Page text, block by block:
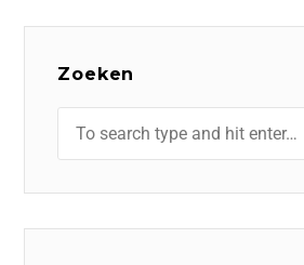
Zoeken